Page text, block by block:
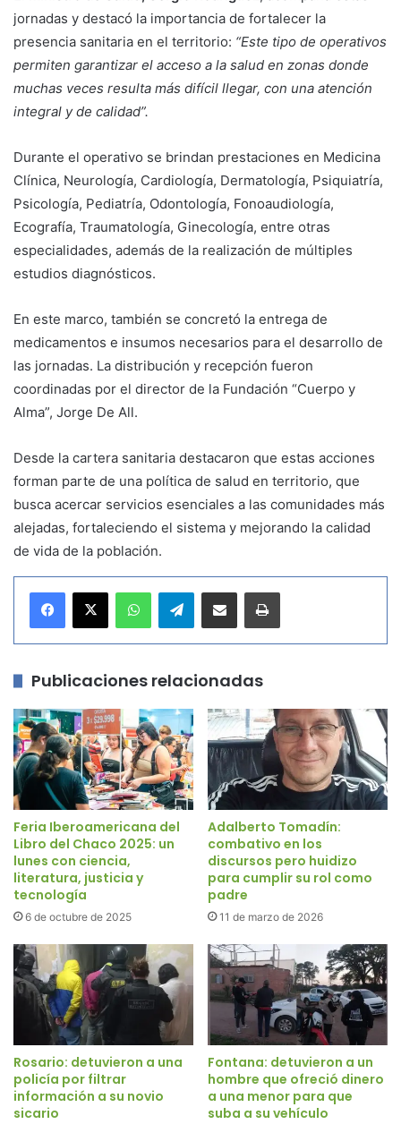
jornadas y destacó la importancia de fortalecer la
presencia sanitaria en el territorio: “Este tipo de operativos
permiten garantizar el acceso a la salud en zonas donde
muchas veces resulta más difícil llegar, con una atención
integral y de calidad”.
Durante el operativo se brindan prestaciones en Medicina
Clínica, Neurología, Cardiología, Dermatología, Psiquiatría,
Psicología, Pediatría, Odontología, Fonoaudiología,
Ecografía, Traumatología, Ginecología, entre otras
especialidades, además de la realización de múltiples
estudios diagnósticos.
En este marco, también se concretó la entrega de
medicamentos e insumos necesarios para el desarrollo de
las jornadas. La distribución y recepción fueron
coordinadas por el director de la Fundación “Cuerpo y
Alma”, Jorge De All.
Desde la cartera sanitaria destacaron que estas acciones
forman parte de una política de salud en territorio, que
busca acercar servicios esenciales a las comunidades más
alejadas, fortaleciendo el sistema y mejorando la calidad
de vida de la población.
Telegram
Publicaciones relacionadas
Feria Iberoamericana del
Libro del Chaco 2025: un
lunes con ciencia,
literatura, justicia y
tecnología
6 de octubre de 2025
Adalberto Tomadín:
combativo en los
discursos pero huidizo
para cumplir su rol como
padre
11 de marzo de 2026
Rosario: detuvieron a una
policía por filtrar
información a su novio
sicario
Fontana: detuvieron a un
hombre que ofreció dinero
a una menor para que
suba a su vehículo